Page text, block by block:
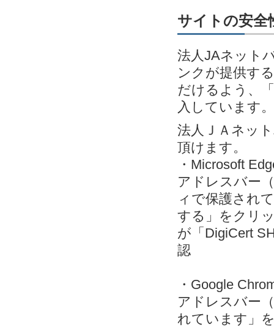
サイトの安全
法人JAネット
ンクが提供す
だけるよう、
入しています。
法人ＪＡネッ
頂けます。
・Microsoft
アドレスバー
ィで保護され
する」をクリ
が「DigiCert
認
・Google
アドレスバー
れています」